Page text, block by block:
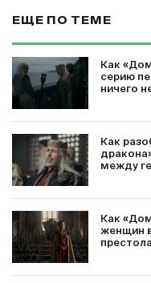
ЕЩЕ ПО ТЕМЕ
Как
серию
ничего
Как
между
Как
женщин